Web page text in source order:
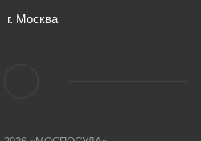
г. Москва